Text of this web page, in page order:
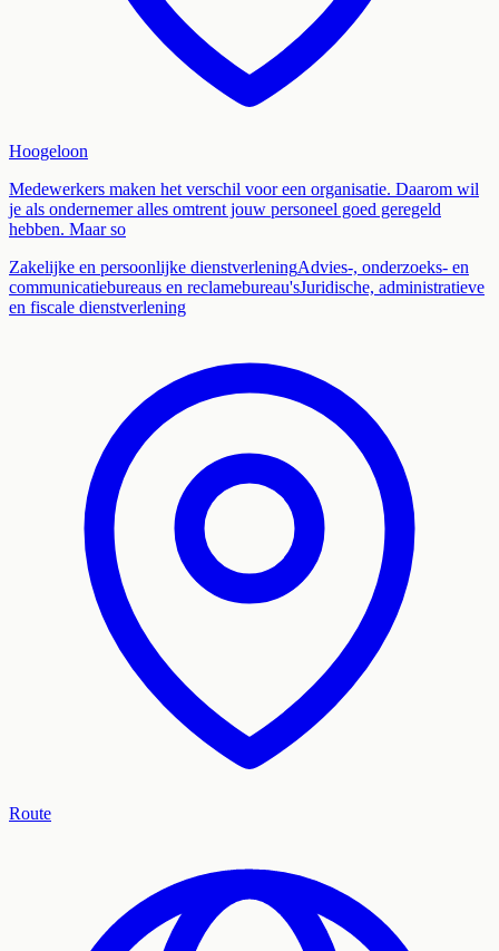
Hoogeloon
Medewerkers maken het verschil voor een organisatie. Daarom wil
je als ondernemer alles omtrent jouw personeel goed geregeld
hebben. Maar so
Zakelijke en persoonlijke dienstverleningAdvies-, onderzoeks- en
communicatiebureaus en reclamebureau'sJuridische, administratieve
en fiscale dienstverlening
Route